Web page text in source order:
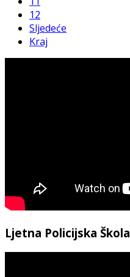
12
Sljedeće
Kraj
Ljetna Policijska Škola